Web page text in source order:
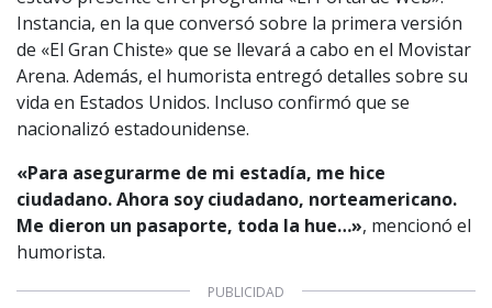
Instancia, en la que conversó sobre la primera versión
de «El Gran Chiste» que se llevará a cabo en el Movistar
Arena. Además, el humorista entregó detalles sobre su
vida en Estados Unidos. Incluso confirmó que se
nacionalizó estadounidense.
«Para asegurarme de mi estadía, me hice
ciudadano. Ahora soy ciudadano, norteamericano.
Me dieron un pasaporte, toda la hue…», mencionó el
humorista.